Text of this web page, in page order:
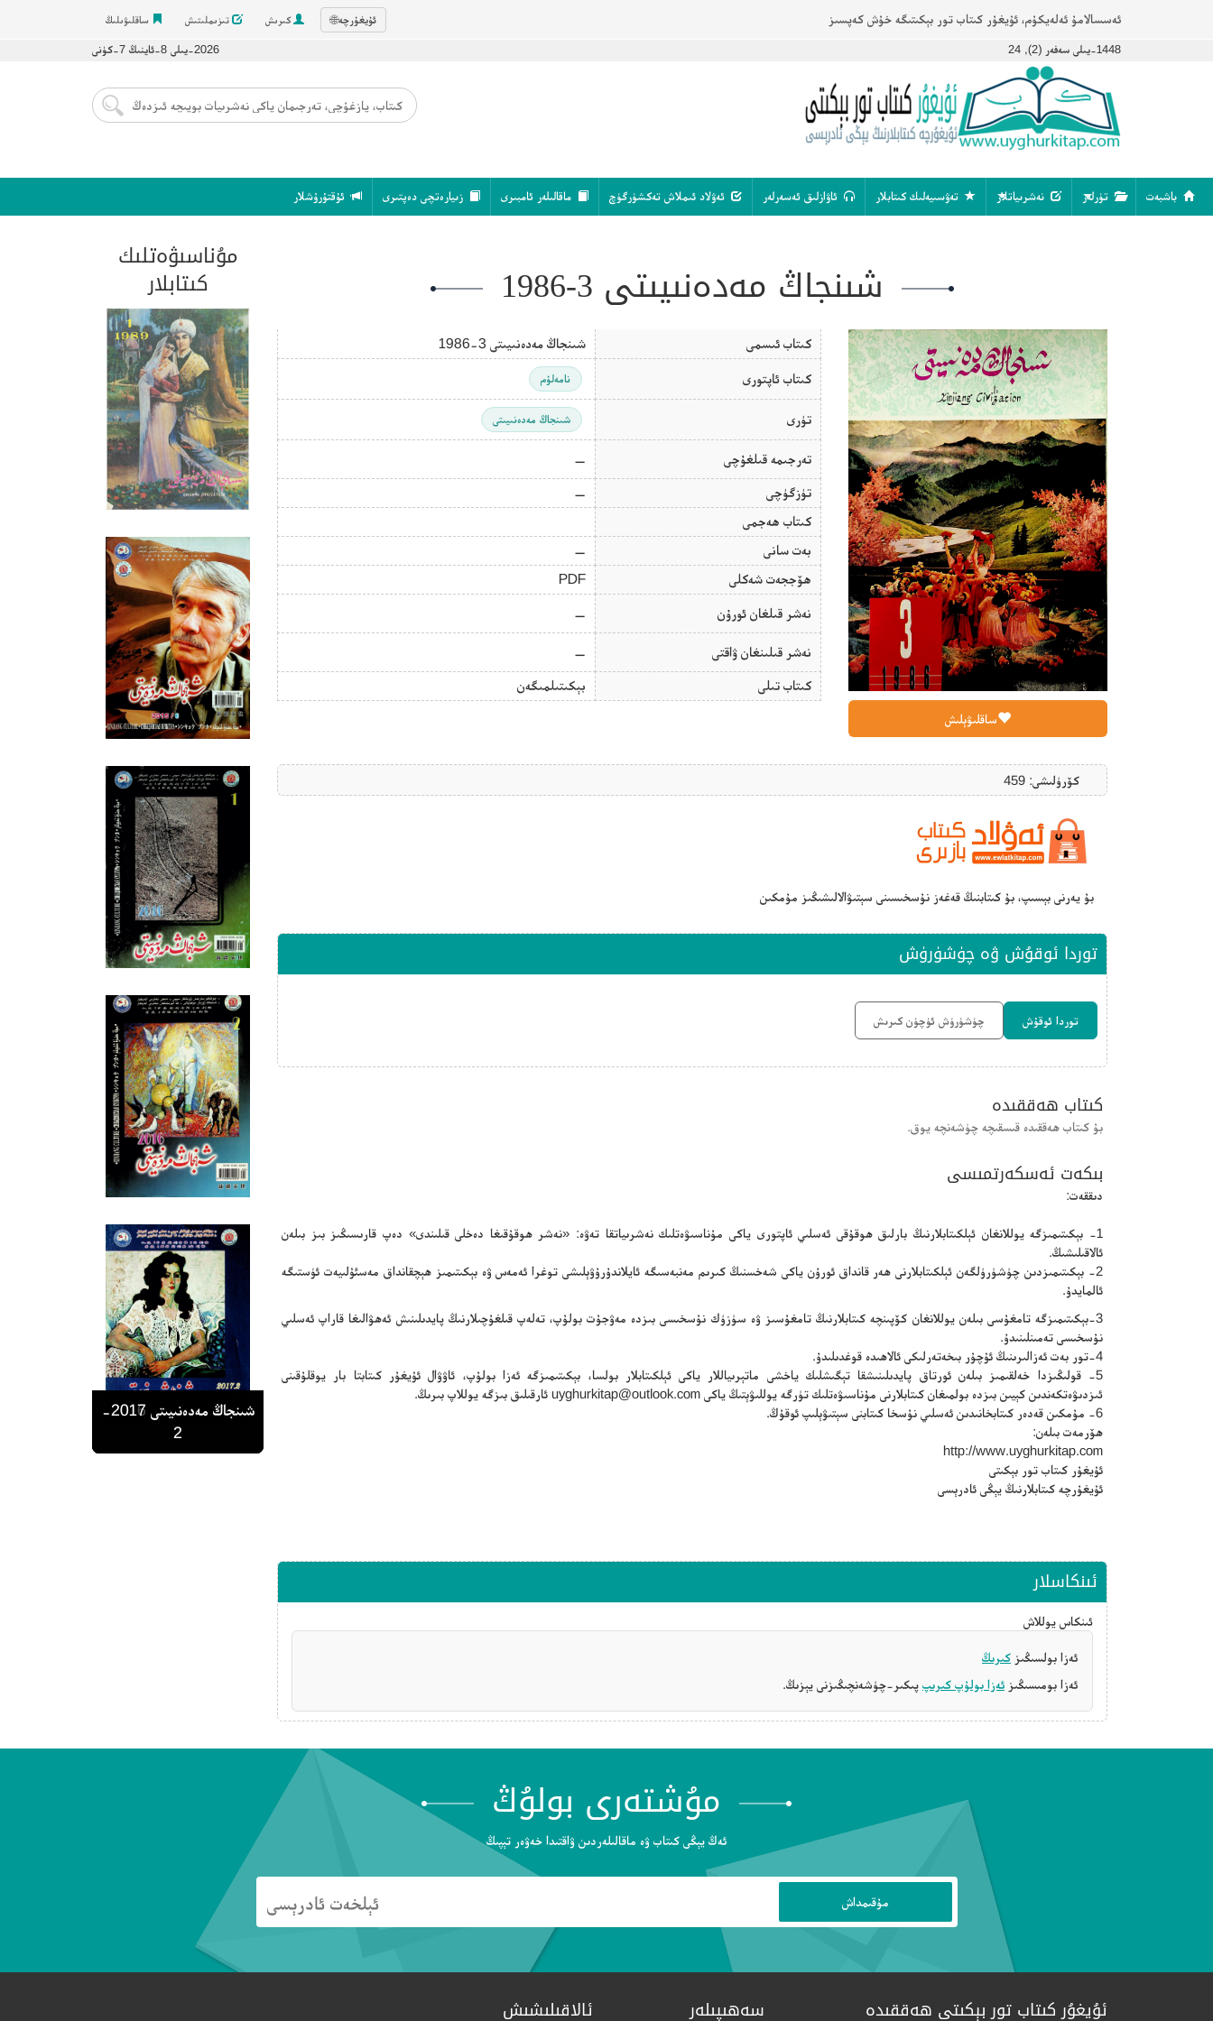
ئەسسالامۇ ئەلەيكۇم، ئۇيغۇر كىتاب تور بېكىتىگە خۇش كەپسىز ئۇيغۇرچە🌐 كىرىش تىزىملىتىش ساقلىۋىلىڭ
1448-يىلى سەفەر (2), 24 2026-يىلى 8-ئاينىڭ 7-كۈنى
باشبەت تۈرلەر نەشرىياتلار تەۋسىيەلىك كىتابلار ئاۋازلىق ئەسەرلەر ئەۋلاد ئىملاش تەكشۈرگۈچ ماقالىلەر ئامبىرى زىيارەتچى دەپتىرى ئۇقتۇرۇشلار
شىنجاڭ مەدەنىيىتى 3-1986
ساقلىۋېلىش
كىتاب ئىسمى شىنجاڭ مەدەنىيىتى 3-1986
كىتاب ئاپتورى نامەلۇم
تۈرى شىنجاڭ مەدەنىيىتى
تەرجىمە قىلغۇچى —
تۈزگۈچى
—
كىتاب ھەجمى
بەت سانى
—
ھۆججەت شەكلى
PDF
نەشر قىلغان ئورۇن —
نەشر قىلىنغان ۋاقتى —
كىتاب تىلى بېكىتىلمىگەن
كۆرۈلىشى: 459
بۇ يەرنى بېسىپ، بۇ كىتابنىڭ قەغەز نۇسخىسىنى سېتىۋالالىشىڭىز مۇمكىن
توردا ئوقۇش ۋە چۈشۈرۈش
توردا ئوقۇش چۈشۈرۈش ئۈچۈن كىرىش
كىتاب ھەققىدە
بۇ كىتاب ھەققىدە قىسقىچە چۈشەنچە يوق.
بىكەت ئەسكەرتمىسى
دىققەت:
1- بېكىتىمىزگە يوللانغان ئېلكىتابلارنىڭ بارلىق ھوقۇقى ئەسلىي ئاپتورى ياكى مۇناسىۋەتلىك نەشرىياتقا تەۋە: «نەشر ھوقۇقىغا دەخلى قىلىندى» دەپ قارىسىڭىز بىز بىلەن
ئالاقىلىشىڭ.
2- بېكىتىمىزدىن چۈشۈرۈلگەن ئېلكىتابلارنى ھەر قانداق ئورۇن ياكى شەخسنىڭ كىرىم مەنبەسىگە ئايلاندۇرۇۋېلىشى توغرا ئەمەس ۋە بېكىتىمىز ھېچقانداق مەسئۇلىيەت ئۈستىگە
ئالمايدۇ.
3-بېكىتىمىزگە تامغۇسى بىلەن يوللانغان كۆپىنچە كىتابلارنىڭ تامغۇسىز ۋە سۈزۈك نۇسخىسى بىزدە مەۋجۇت بولۇپ، تەلەپ قىلغۇچىلارنىڭ پايدىلىنىش ئەھۋالىغا قاراپ ئەسلىي
نۇسخىسى تەمىنلىنىدۇ.
4-تور بەت ئەزالىرىنىڭ ئۇچۇر بىخەتەرلىكى ئالاھىدە قوغدىلىدۇ.
5- قولىڭىزدا خەلقىمىز بىلەن ئورتاق پايدىلىنىشقا تېگىشلىك ياخشى ماتېرىياللار ياكى ئېلكىتابلار بولسا، بېكىتىمىزگە ئەزا بولۇپ، ئاۋۋال ئۇيغۇر كىتابتا بار يوقلۇقىنى
ئىزدىۋەتكەندىن كېيىن بىزدە بولمىغان كىتابلارنى مۇناسىۋەتلىك تۈرگە يوللىۋېتىڭ ياكى uyghurkitap@outlook.com ئارقىلىق بىزگە يوللاپ بىرىڭ.
6- مۇمكىن قەدەر كىتابخانىدىن ئەسلىي نۇسخا كىتابنى سېتىۋېلىپ ئوقۇڭ.
ھۆرمەت بىلەن:
http://www.uyghurkitap.com
ئۇيغۇر كىتاب تور بېكىتى
ئۇيغۇرچە كىتابلارنىڭ يېڭى ئادرېسى
ئىنكاسلار
ئىنكاس يوللاش
ئەزا بولسىڭىز كىرىڭ
ئەزا بومىسىڭىز ئەزا بولۇپ كىرىپ پىكىر-چۈشەنچىڭىزنى يېزىڭ.
مۇناسىۋەتلىك
كىتابلار
شىنجاڭ مەدەنىيىتى 1989-
1
شىنجاڭ مەدەنىيىتى 2015-
6
شىنجاڭ مەدەنىيىتى 2016-
1
شىنجاڭ مەدەنىيىتى 2016-
2
شىنجاڭ مەدەنىيىتى 2017-
2
مۇشتەرى بولۇڭ
ئەڭ يېڭى كىتاب ۋە ماقالىلەردىن ۋاقتىدا خەۋەر تېپىڭ
ئۇيغۇر كىتاب تور بېكىتى ھەققىدە سەھىپىلەر ئالاقىلىشىش